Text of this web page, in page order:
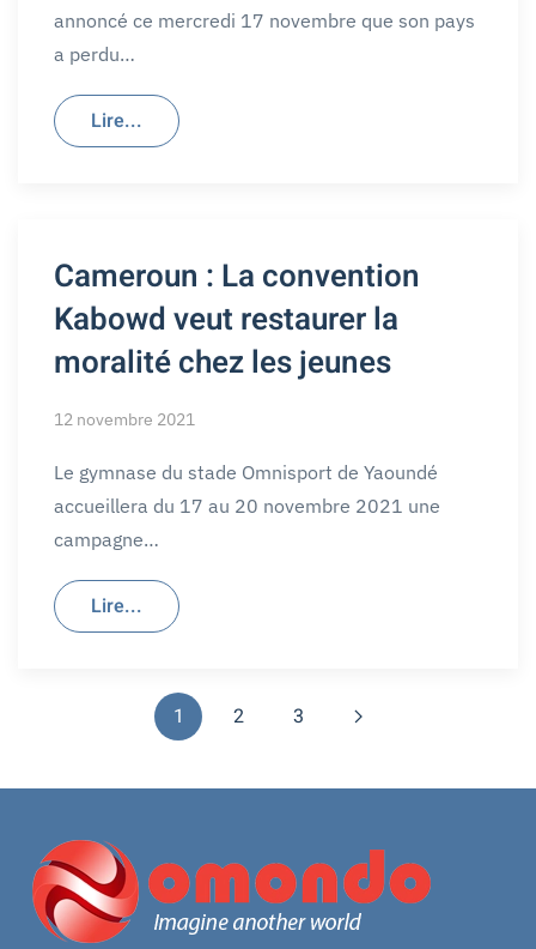
annoncé ce mercredi 17 novembre que son pays
a perdu…
Lire...
Cameroun : La convention
Kabowd veut restaurer la
moralité chez les jeunes
12 novembre 2021
Le gymnase du stade Omnisport de Yaoundé
accueillera du 17 au 20 novembre 2021 une
campagne…
Lire...
1 2 3